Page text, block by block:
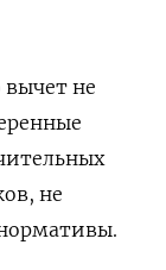
не
не